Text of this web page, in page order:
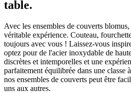
table.
Avec les ensembles de couverts
véritable expérience. Couteau,
toujours avec vous ! Laissez-vous
optez pour de l'acier inoxydable de
discrètes et intemporelles et une
parfaitement équilibrée dans une classe
nos ensembles de couverts peut être
uns aux autres.